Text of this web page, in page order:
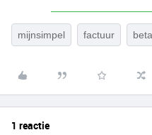
mijnsimpel factuur
1 reactie